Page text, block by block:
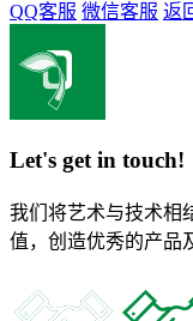
QQ客服 微信客服 返
Let's get in touch!
我们将艺术与技术相
值，创造优秀的产品